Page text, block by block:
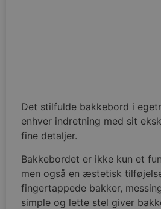
Det stilfulde bakkebord i
enhver indretning med sit
fine detaljer.
Bakkebordet er ikke kun et
men også en æstetisk
fingertappede bakker,
simple og lette stel giver